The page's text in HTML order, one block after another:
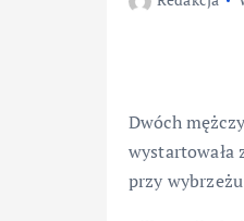
Dwóch
wystartowała
przy